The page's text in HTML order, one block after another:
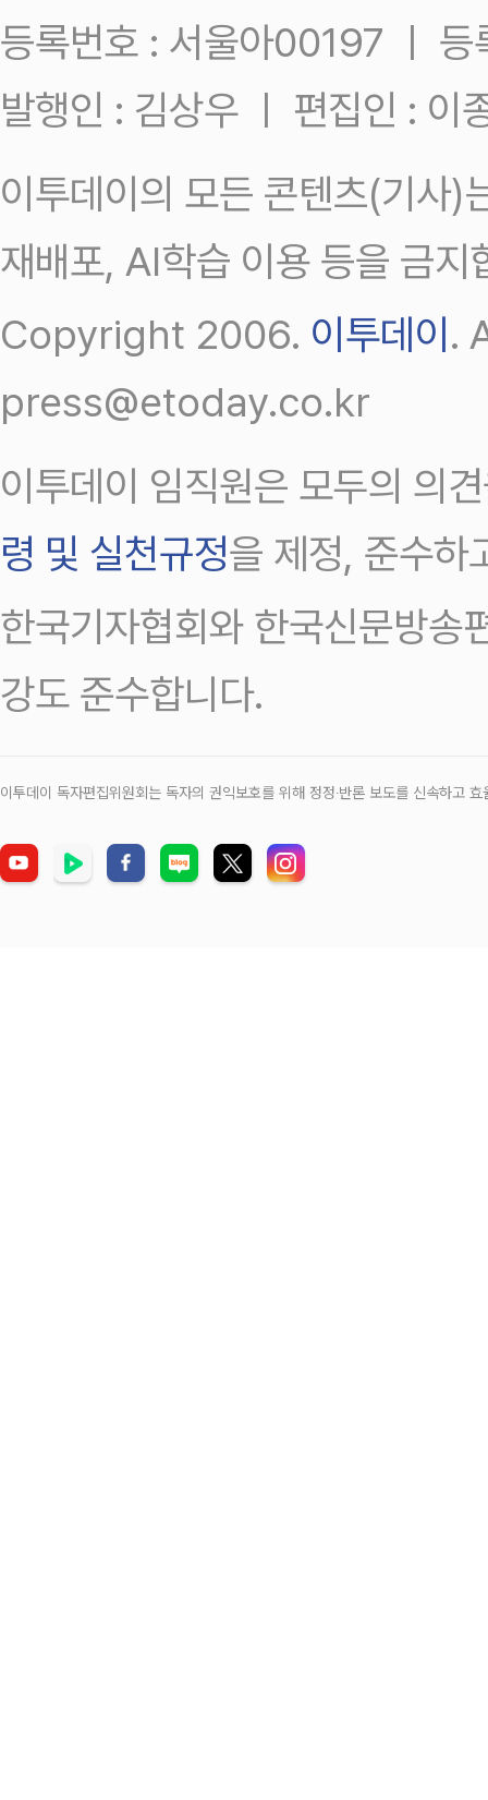
등록번호 : 서울아00197 ㅣ
발행인 : 김상우 ㅣ 편집인 : 이
이투데이의 모든 콘텐츠(기사)
재배포, AI학습 이용 등을 금지
Copyright 2006. 이투데이.
press@etoday.co.kr
이투데이 임직원은 모두의 의
령 및 실천규정을 제정, 준수하
한국기자협회와 한국신문방송
강도 준수합니다.
이투데이 독자편집위원회는 독자의 권익보호를 위해 정정‧반론 보도를 신속하고